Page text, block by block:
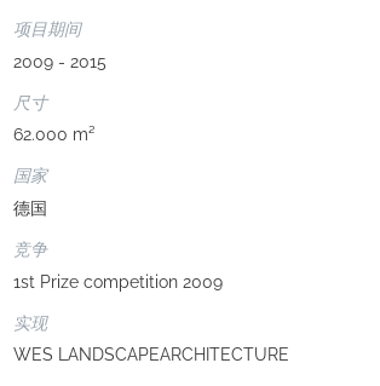
项目期间
2009 - 2015
尺寸
62.000 m²
国家
德国
竞争
1st Prize competition 2009
实现
WES LANDSCAPEARCHITECTURE